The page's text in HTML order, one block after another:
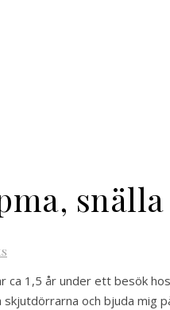
ca 1,5 år under ett besök
och bjuda mig